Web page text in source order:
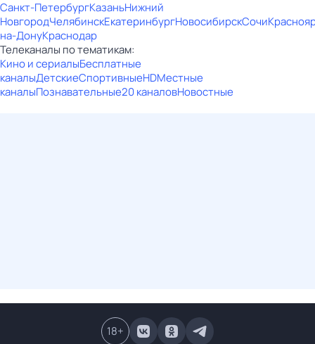
Санкт-ПетербургКазаньНижний
НовгородЧелябинскЕкатеринбургНовосибирскСочи
на-ДонуКраснодар
Телеканалы по тематикам:
Кино и сериалыБесплатные
каналыДетскиеСпортивныеHDМестные
каналыПознавательные20 каналовНовостные
18+